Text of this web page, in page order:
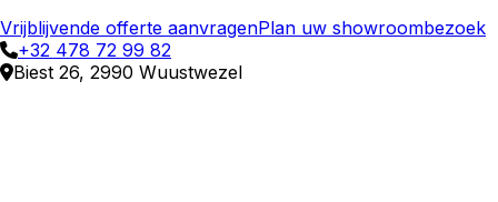
Vrijblijvende offerte aanvragenPlan uw showroombezoek
+32 478 72 99 82
Biest 26, 2990 Wuustwezel